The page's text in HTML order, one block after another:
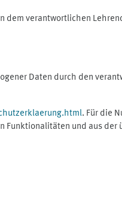
verantwortlichen
Daten durch den
. Für die
und aus der